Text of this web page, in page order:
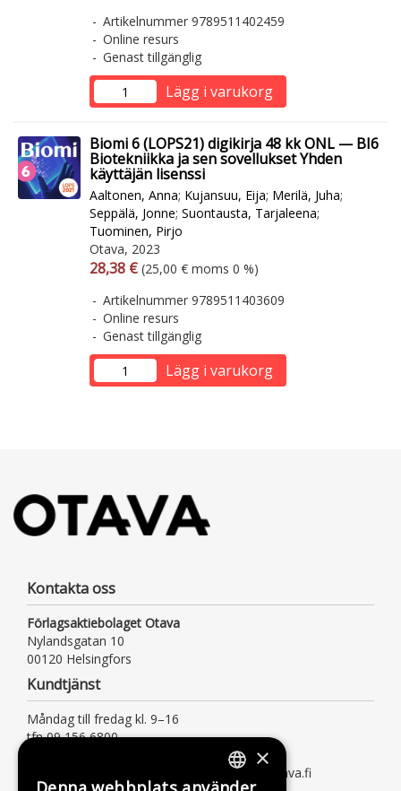
Artikelnummer 9789511402459
Online resurs
Genast tillgänglig
Lägg i varukorg
Biomi 6 (LOPS21) digikirja 48 kk ONL — BI6
Biotekniikka ja sen sovellukset Yhden
käyttäjän lisenssi
Aaltonen, Anna; Kujansuu, Eija; Merilä, Juha;
Seppälä, Jonne; Suontausta, Tarjaleena;
Tuominen, Pirjo
Otava, 2023
Arvonlisäverollinen hinta
28,38 € Arvonlisäveroton hinta
(25,00 € moms 0 %)
Artikelnummer 9789511403609
Online resurs
Genast tillgänglig
Lägg i varukorg
Kontakta oss
Förlagsaktiebolaget Otava
Nylandsgatan 10
00120 Helsingfors
Kundtjänst
Måndag till fredag kl. 9–16
tfn 09 156 6800
kundtjanst@otava.fi eller asiakaspalvelu@otava.fi
×